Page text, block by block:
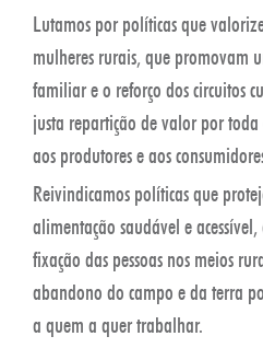
Lutamos por políticas que
mulheres rurais, que promovam
familiar e o reforço dos circuitos
justa repartição de valor por
aos produtores e aos
Reivindicamos políticas que
alimentação saudável e
fixação das pessoas nos meios
abandono do campo e da terra
a quem a quer trabalhar.